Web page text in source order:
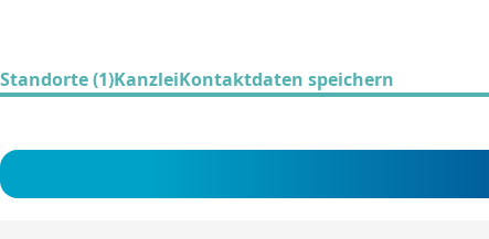
Standorte (1)KanzleiKontaktdaten speichern